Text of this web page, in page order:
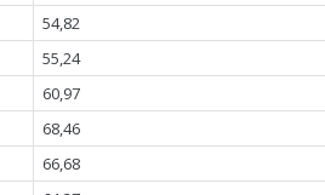
54,82
55,24
60,97
68,46
66,68